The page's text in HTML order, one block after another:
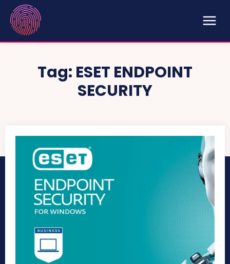
Tag: ESET ENDPOINT
SECURITY